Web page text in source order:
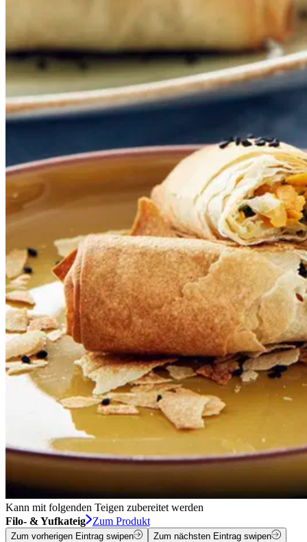
Kann mit folgenden Teigen zubereitet werden
Filo- & Yufkateig
Zum Produkt
Zum vorherigen Eintrag swipen Zum nächsten Eintrag swipen